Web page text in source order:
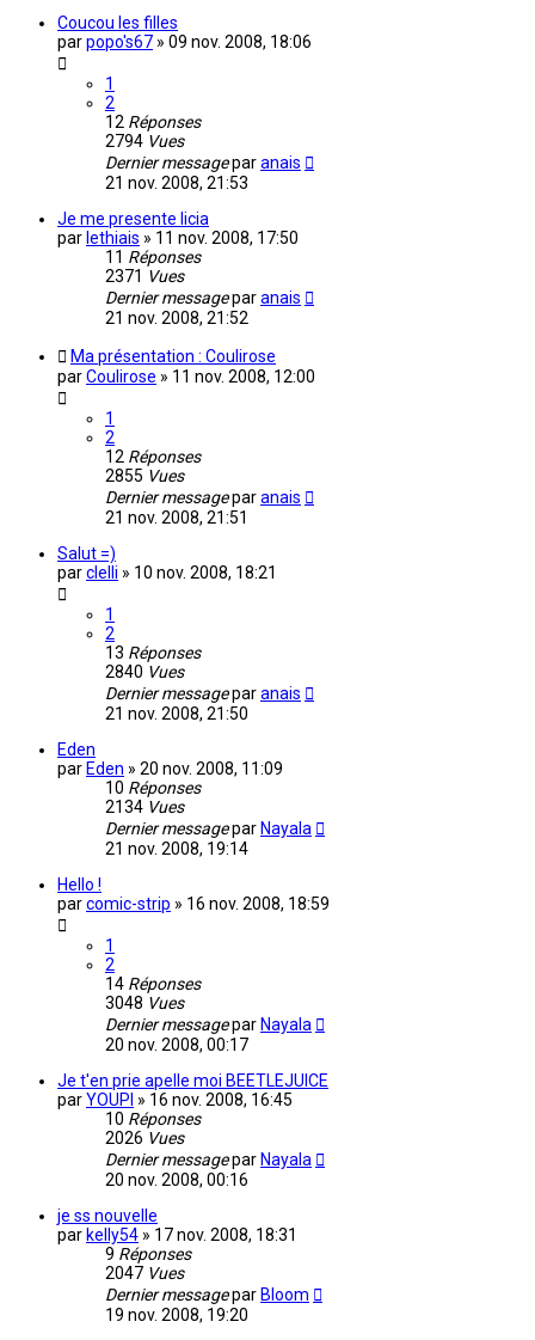
Coucou les filles
parpopo's67 » 09 nov. 2008, 18:06
1
2
12 Réponses
2794 Vues
Dernier messageparanais
21 nov. 2008, 21:53
Je me presente licia
par lethiais » 11 nov. 2008, 17:50
11 Réponses
2371 Vues
Dernier messageparanais
21 nov. 2008, 21:52
Ma présentation : Coulirose
parCoulirose » 11 nov. 2008, 12:00
1
2
12 Réponses
2855 Vues
Dernier messageparanais
21 nov. 2008, 21:51
Salut =)
parclelli » 10 nov. 2008, 18:21
1
2
13 Réponses
2840 Vues
Dernier messageparanais
21 nov. 2008, 21:50
Eden
par Eden » 20 nov. 2008, 11:09
10 Réponses
2134 Vues
Dernier messagepar Nayala
21 nov. 2008, 19:14
Hello !
parcomic-strip » 16 nov. 2008, 18:59
1
2
14 Réponses
3048 Vues
Dernier messagepar Nayala
20 nov. 2008, 00:17
Je t'en prie apelle moi BEETLEJUICE
parYOUPI » 16 nov. 2008, 16:45
10 Réponses
2026 Vues
Dernier messagepar Nayala
20 nov. 2008, 00:16
je ss nouvelle
par kelly54 » 17 nov. 2008, 18:31
9 Réponses
2047 Vues
Dernier messagepar Bloom
19 nov. 2008, 19:20